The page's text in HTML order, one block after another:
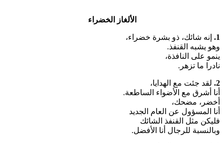
الألغاز الخضراء
1.
إنه شائك، ذو بشرة خضراء،
وهو يشبه القنفذ.
ينمو على النافذة،
نادرا ما تزهر.
2. لقد جئت مع الهدايا،
أنا أشرق مع الأضواء الساطعة.
أخضر، مضحك،
أنا المسؤول عن العام الجديد
فليكن مثل القنفذ الشائك
وبالنسبة للرجال أنا الأفضل.